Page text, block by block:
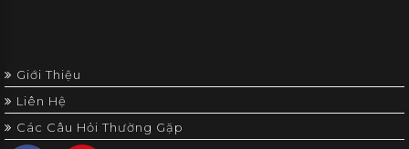
Giới Thiệu
Liên Hệ
Các Câu Hỏi Thường Gặp